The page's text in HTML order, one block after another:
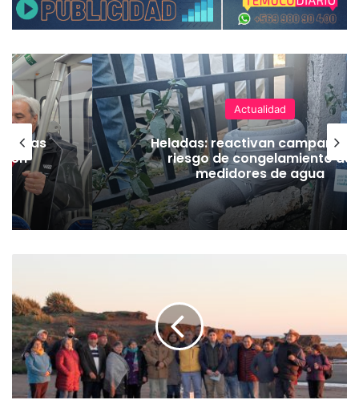
vías
Actualidad
Heladas: reactivan campaña
riesgo de congelamiento de
medidores de agua
r
e
c
t
o
N